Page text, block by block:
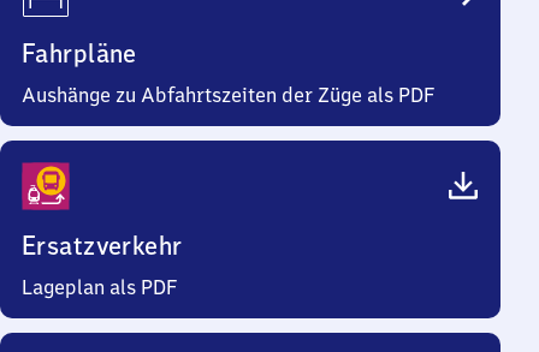
Fahrpläne
Aushänge zu Abfahrtszeiten der Züge als PDF
Ersatzverkehr
Lageplan als PDF